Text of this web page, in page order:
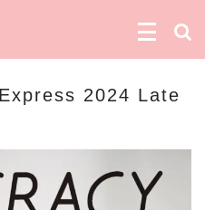
2024 Late